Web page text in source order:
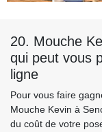
20. Mouche
qui peut vous
ligne
Pour vous faire
Mouche Kevin à
du coût de votre